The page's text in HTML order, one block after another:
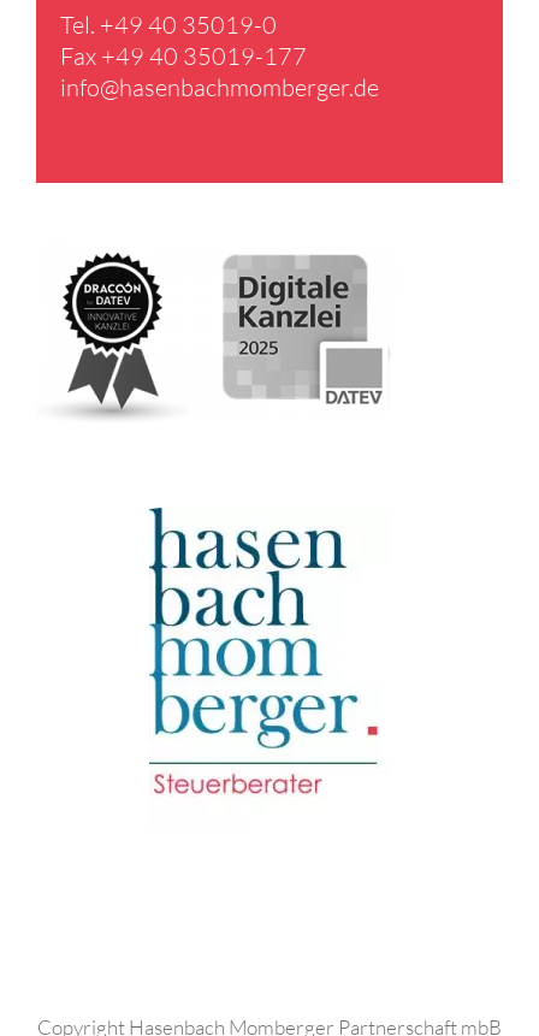
Tel. +49 40 35019-0
Fax +49 40 35019-177
info@​hasenbachmomberger.​de
Copyright Hasenbach Momberger Partnerschaft mbB